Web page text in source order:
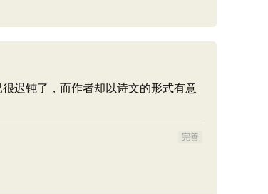
迟钝了，而作者却以诗文的形式有意
完善